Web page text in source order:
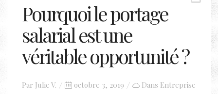
Pourquoi le portage
salarial est une
véritable opportunité ?
Par Julie V.
Posted
octobre 3, 2019 Dans Entreprise